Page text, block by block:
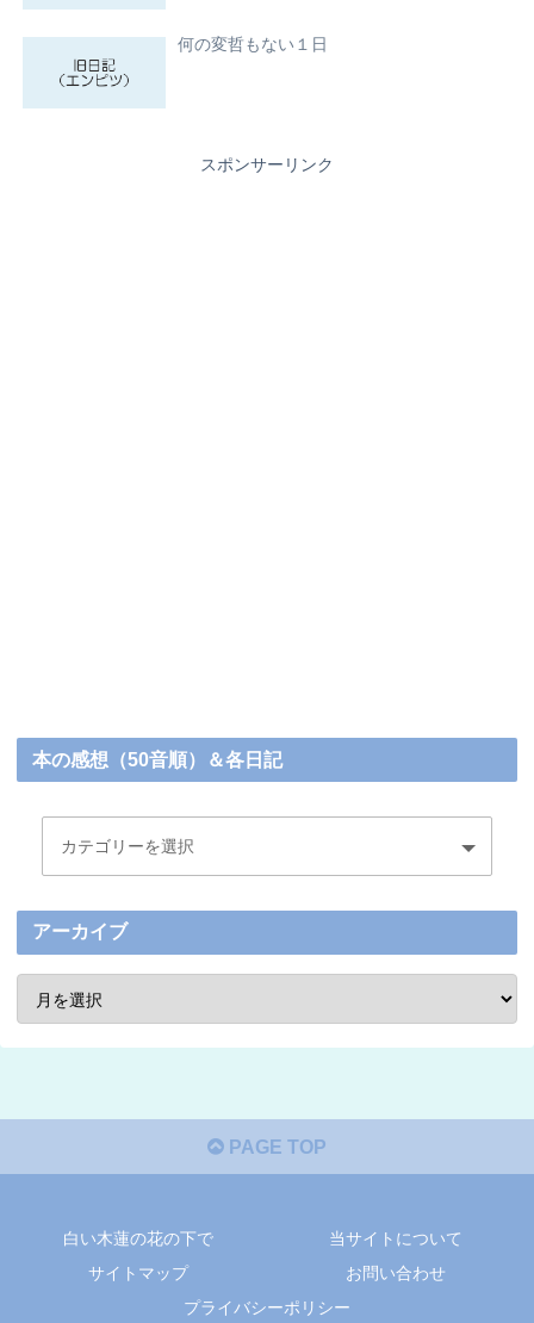
何の変哲もない１日
スポンサーリンク
本の感想（50音順）＆各日記
アーカイブ
PAGE TOP
白い木蓮の花の下で
当サイトについて
サイトマップ
お問い合わせ
プライバシーポリシー